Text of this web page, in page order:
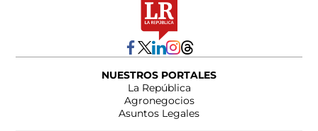
NUESTROS PORTALES
La República
Agronegocios
Asuntos Legales